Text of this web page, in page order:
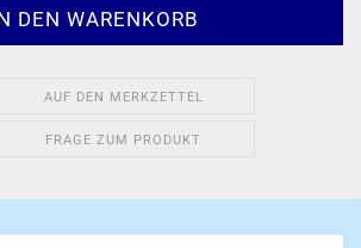
AUF DEN MERKZETTEL
FRAGE ZUM PRODUKT